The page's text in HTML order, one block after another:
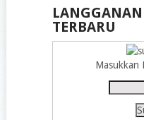
TERBARU
Masukkan